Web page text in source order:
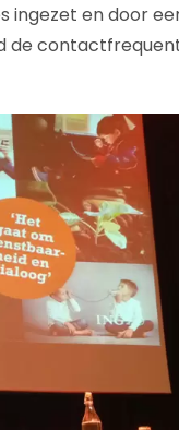
ingezet en door
de